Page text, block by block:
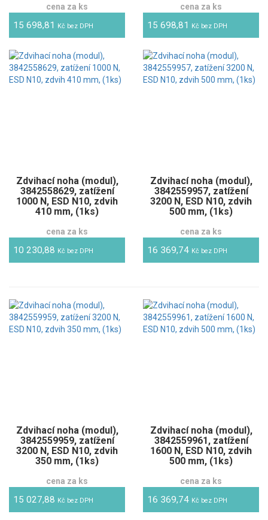
cena za ks
15 698,81 Kč bez DPH
cena za ks
15 698,81 Kč bez DPH
Zdvihací noha (modul),
3842558629, zatížení
1000 N, ESD N10, zdvih
410 mm, (1ks)
cena za ks
10 230,88 Kč bez DPH
Zdvihací noha (modul),
3842559957, zatížení
3200 N, ESD N10, zdvih
500 mm, (1ks)
cena za ks
16 369,74 Kč bez DPH
Zdvihací noha (modul),
3842559959, zatížení
3200 N, ESD N10, zdvih
350 mm, (1ks)
cena za ks
15 027,88 Kč bez DPH
Zdvihací noha (modul),
3842559961, zatížení
1600 N, ESD N10, zdvih
500 mm, (1ks)
cena za ks
16 369,74 Kč bez DPH